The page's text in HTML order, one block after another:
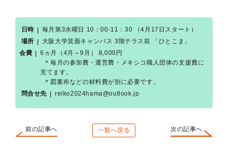
日時
毎月第3水曜日 10：00-11：30 （4月17日スタート）
場所
大阪大学箕面キャンパス 3階テラス前 「ひとこま」
会費
6ヵ月（4月～9月） 8,000円
＊毎月の参加費・運営費・メキシコ職人団体の支援費に
充てます。
＊図案布などの材料費が別に必要です。
問合せ先
reiko2024hama@outlook.jp
前の記事へ 一覧へ戻る 次の記事へ